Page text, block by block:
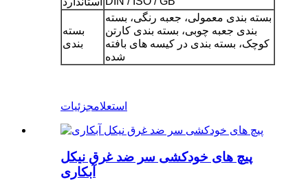
بسته
بندی
بسته بندی معمولی، جعبه رنگی، بسته
بندی جعبه چوبی، بسته بندی کارتن
کوچک، بسته بندی در کیسه های بافته
شده
استعلامجزئیات
پیچ های خودکشی سر ضد غرق نیکل
آبکاری